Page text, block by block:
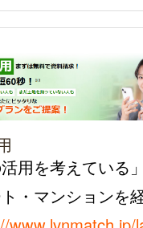
活用を考えている」
ト・マンションを